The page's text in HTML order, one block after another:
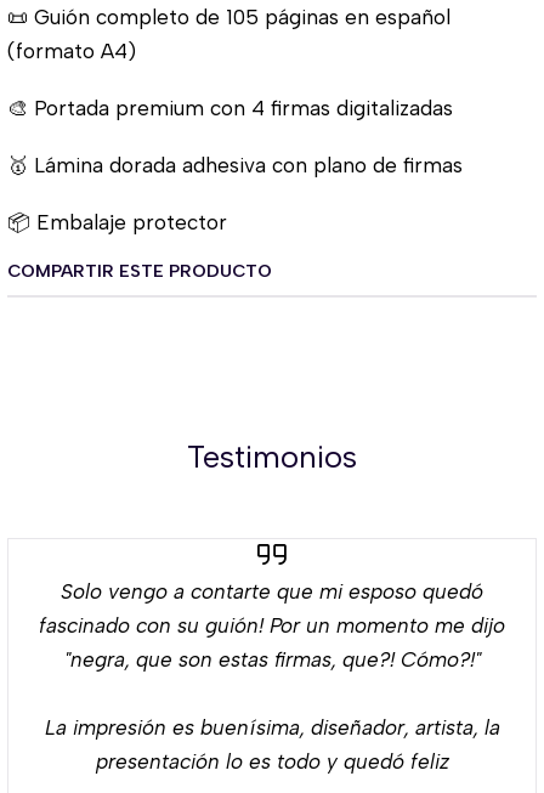
📜 Guión completo de 105 páginas en español
(formato A4)
🎨 Portada premium con 4 firmas digitalizadas
🥇 Lámina dorada adhesiva con plano de firmas
📦 Embalaje protector
COMPARTIR ESTE PRODUCTO
Testimonios
Solo vengo a contarte que mi esposo quedó
fascinado con su guión! Por un momento me dijo
"negra, que son estas firmas, que?! Cómo?!"
La impresión es buenísima, diseñador, artista, la
presentación lo es todo y quedó feliz